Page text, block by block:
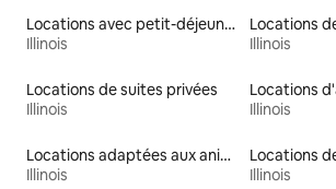
Locations avec petit-déjeuner
Illinois
Locations
Illinois
Locations de suites privées
Illinois
Locations
Illinois
Locations adaptées aux animaux
Illinois
Illinois